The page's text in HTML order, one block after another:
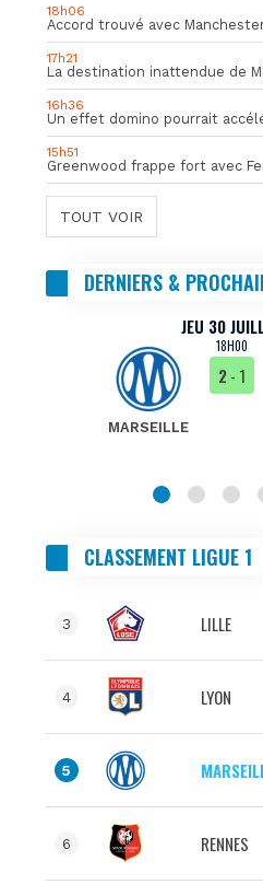
18h06
Accord trouvé avec
17h21
La destination inattendue de
16h36
Un effet domino pourrait
15h51
TOUT VOIR
DERNIERS &
JEU 30
18H00
MARSEILLE
2- 1
CLASSEMENT LIGUE 1
3 LILLE
4 LYON
5
6 RENNES